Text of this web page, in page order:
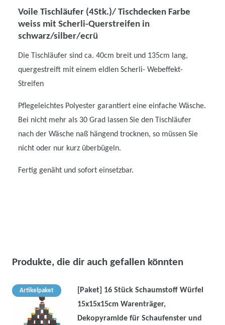
Voile Tischläufer (4Stk.)/ Tischdecken Farbe
weiss mit Scherli-Querstreifen in
schwarz/silber/ecrü
Die Tischläufer sind ca. 40cm breit und 135cm lang,
quergestreift mit einem eldlen Scherli- Webeffekt-
Streifen
Pflegeleichtes Polyester garantiert eine einfache Wäsche.
Bei nicht mehr als 30 Grad lassen Sie den Tischläufer
nach der Wäsche naß hängend trocknen, so müssen Sie
nicht oder nur kurz überbügeln.
Fertig genäht und sofort einsetzbar.
Produkte, die dir auch gefallen könnten
Artikelpaket
[Paket] 16 Stück Schaumstoff Würfel
15x15x15cm Warenträger,
Dekopyramide für Schaufenster und